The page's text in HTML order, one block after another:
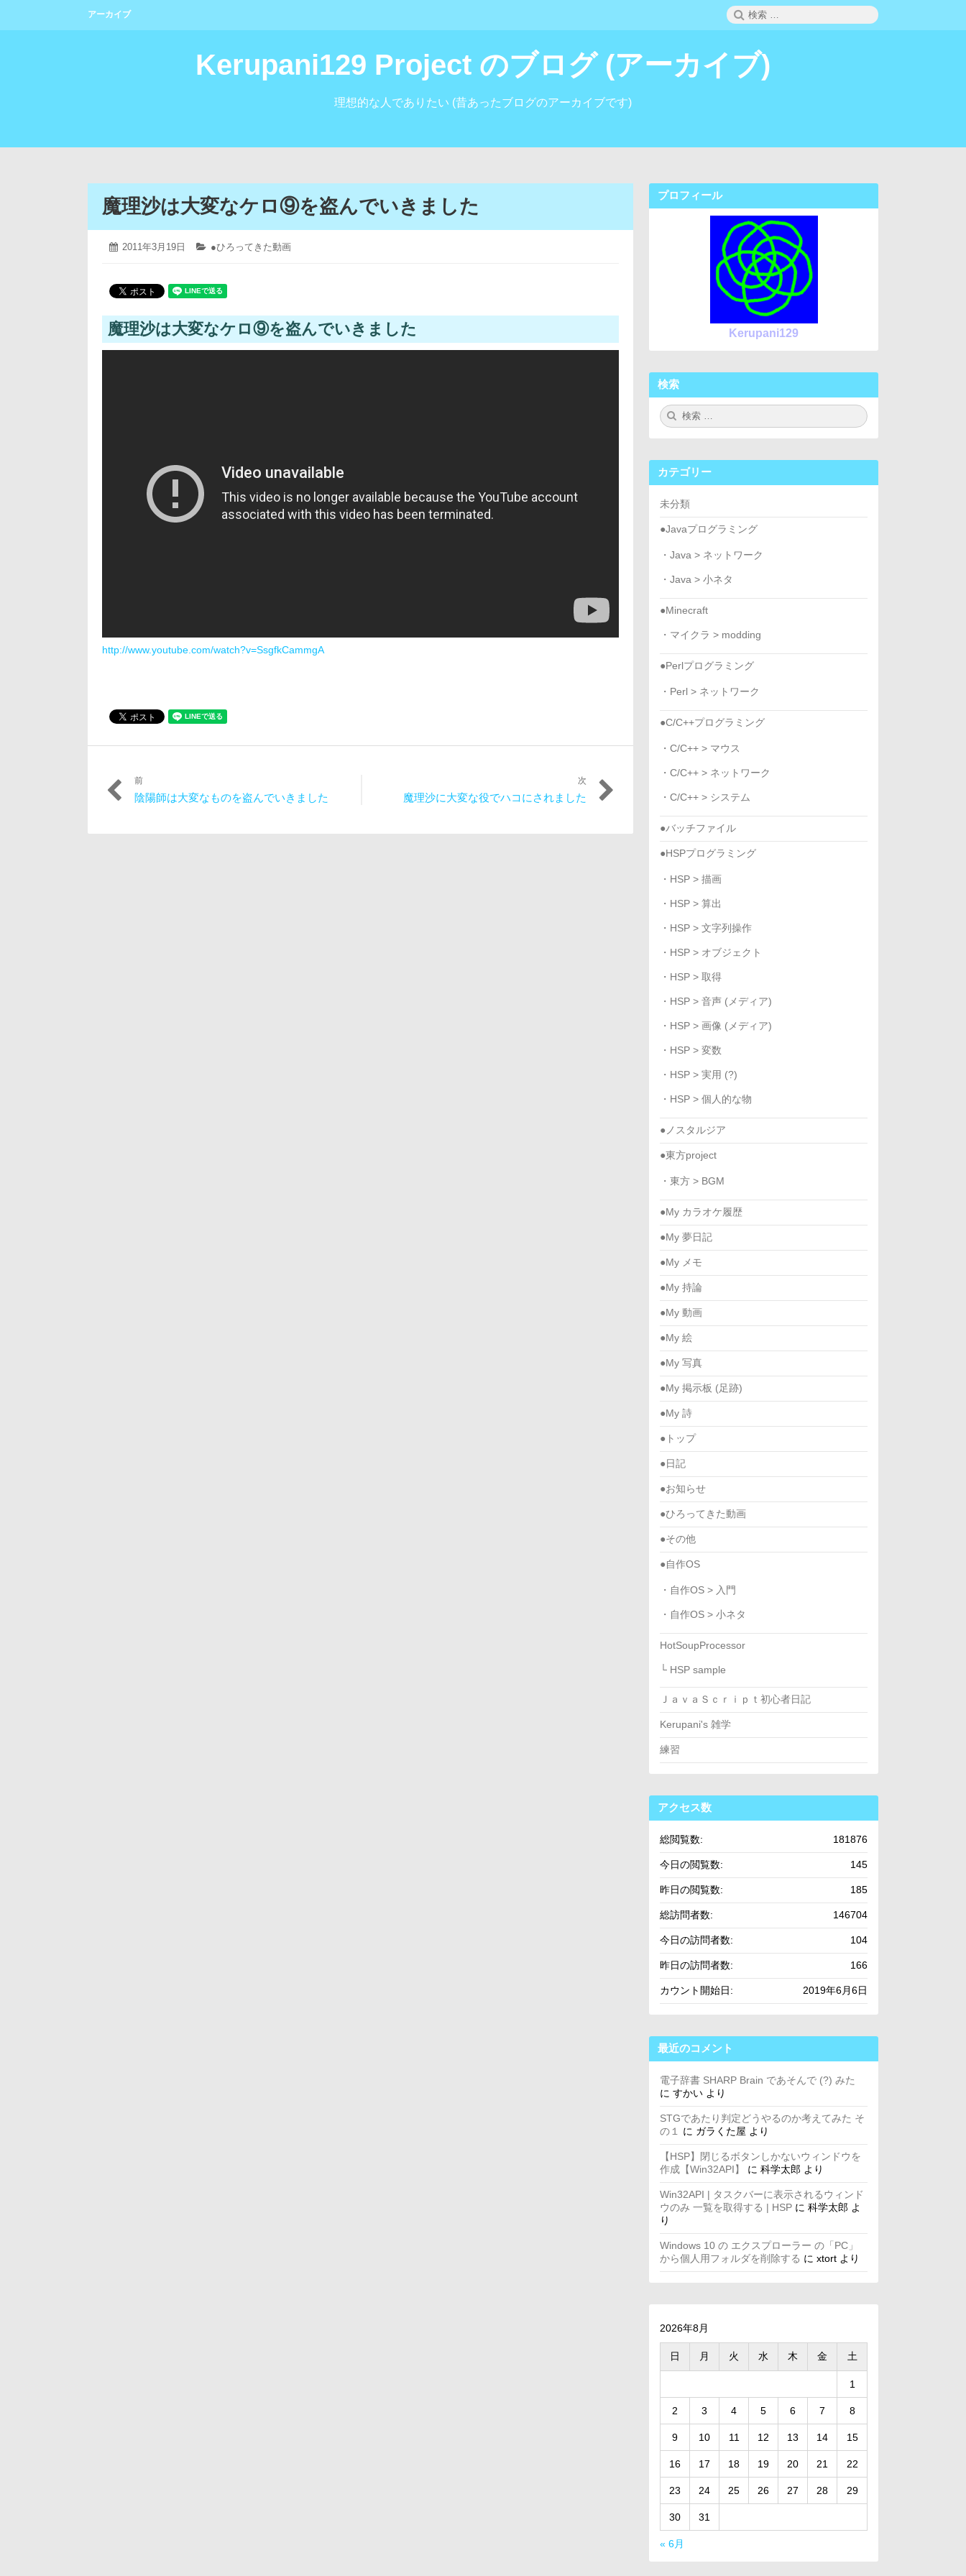
アーカイブ
検
索:
Kerupani129 Project のブログ (アーカイブ)
理想的な人でありたい (昔あったブログのアーカイブです)
魔理沙は大変なケロ⑨を盗んでいきました
投
2011年3月19日
2019
月
12
カ
リ
ー:
●ひろってきた動画
魔理沙は大変なケロ⑨を盗んでいきました
http://www.youtube.com/watch?v=SsgfkCammgA
投
前
過
陰陽師は大変なものを盗んでいきました
次
魔理沙に大変な役でハコにされました
プロフィール
Kerupani129
検索
検
索:
カテゴリー
未分類
●Javaプログラミング
・Java > ネットワーク
・Java > 小ネタ
●Minecraft
・マイクラ > modding
●Perlプログラミング
・Perl > ネットワーク
●C/C++プログラミング
・C/C++ > マウス
・C/C++ > ネットワーク
・C/C++ > システム
●バッチファイル
●HSPプログラミング
・HSP > 描画
・HSP > 算出
・HSP > 文字列操作
・HSP > オブジェクト
・HSP > 取得
・HSP > 音声 (メディア)
・HSP > 画像 (メディア)
・HSP > 変数
・HSP > 実用 (?)
・HSP > 個人的な物
●ノスタルジア
●東方project
・東方 > BGM
●My カラオケ履歴
●My 夢日記
●My メモ
●My 持論
●My 動画
●My 絵
●My 写真
●My 掲示板 (足跡)
●My 詩
●トップ
●日記
●お知らせ
●ひろってきた動画
●その他
●自作OS
・自作OS > 入門
・自作OS > 小ネタ
HotSoupProcessor
└ HSP sample
ＪａｖａＳｃｒｉｐｔ初心者日記
Kerupani's 雑学
練習
アクセス数
181876
総閲覧数:
145
今日の閲覧数:
185
昨日の閲覧数:
146704
総訪問者数:
104
今日の訪問者数:
166
昨日の訪問者数:
2019年6月6日
カウント開始日:
最近のコメント
電子辞書 SHARP Brain であそんで (?) みた
に すかい より
STGであたり判定どうやるのか考えてみた そ
の１
に ガラくた屋 より
【HSP】閉じるボタンしかないウィンドウを
作成【Win32API】
に 科学太郎 より
Win32API | タスクバーに表示されるウィンド
ウのみ 一覧を取得する | HSP に 科学太郎 よ
り
Windows 10 の エクスプローラー の「PC」
から個人用フォルダを削除する に xtort より
2026年8月
日 月 火 水 木 金 土
1
2 3 4 5 6 7 8
9 10 11 12 13 14 15
16 17 18 19 20 21 22
23 24 25 26 27 28 29
30 31
« 6月